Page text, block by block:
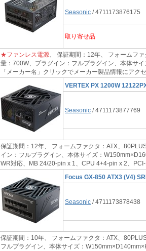
Seasonic / 4711173876175
取り寄せ品
★ファンレス電源 、 保証期間：12年、 フォームフ
量：700W、プラグイン：フルプラグイン、本体サ
「メーカー名」クリックでメーカー製品情報にアク
VERTEX PX 1200W
Seasonic / 4711173877769
保証期間：12年、 フォームファクタ：ATX、
イン：フルプラグイン、本体サイズ：
WR対応、MB 24/20-pin x 1、CPU 4+4-pin x 2、PCI-
Focus GX-850 ATX3 (V4)
Seasonic / 4711173878438
保証期間：10年、 フォームファクタ：ATX、
フルプラグイン、本体サイズ：